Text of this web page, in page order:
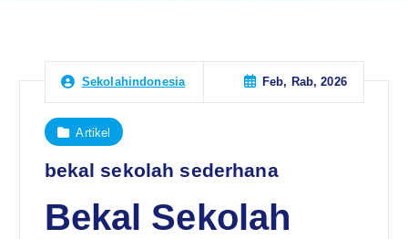
Sekolahindonesia Feb, Rab, 2026
Artikel
bekal sekolah sederhana
Bekal Sekolah